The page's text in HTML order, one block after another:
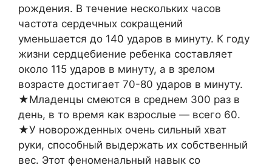
рождения. В течение нескольких часов
частота сердечных сокращений
уменьшается до 140 ударов в минуту. К году
жизни сердцебиение ребенка составляет
около 115 ударов в минуту, а в зрелом
возрасте достигает 70-80 ударов в минуту.
★Младенцы смеются в среднем 300 раз в
день, в то время как взрослые — всего 60.
★У новорожденных очень сильный хват
руки, способный выдержать их собственный
вес. Этот феноменальный навык со